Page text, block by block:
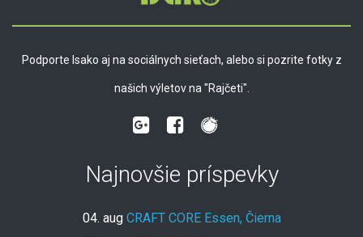
Podporte Isako aj na sociálnych sieťach, alebo si pozrite fotky z
našich výletov na "Rajčeti".
Najnovšie príspevky
04. aug CRAFT CORE Essen, Čierna